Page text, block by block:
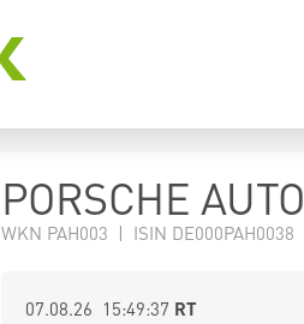
PORSCHE
WKN PAH003 | ISIN
07.08.26 15:49:37 RT